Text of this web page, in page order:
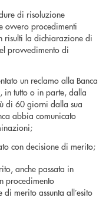
di risoluzione
ovvero procedimenti
la dichiarazione di
provvedimento di
un reclamo alla Banca
in tutto o in parte, dalla
di 60 giorni dalla sua
abbia comunicato
con decisione di merito;
anche passata in
procedimento
merito assunta all’esito